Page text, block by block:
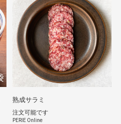
熟成サラミ
注文可能です
PERIE Online